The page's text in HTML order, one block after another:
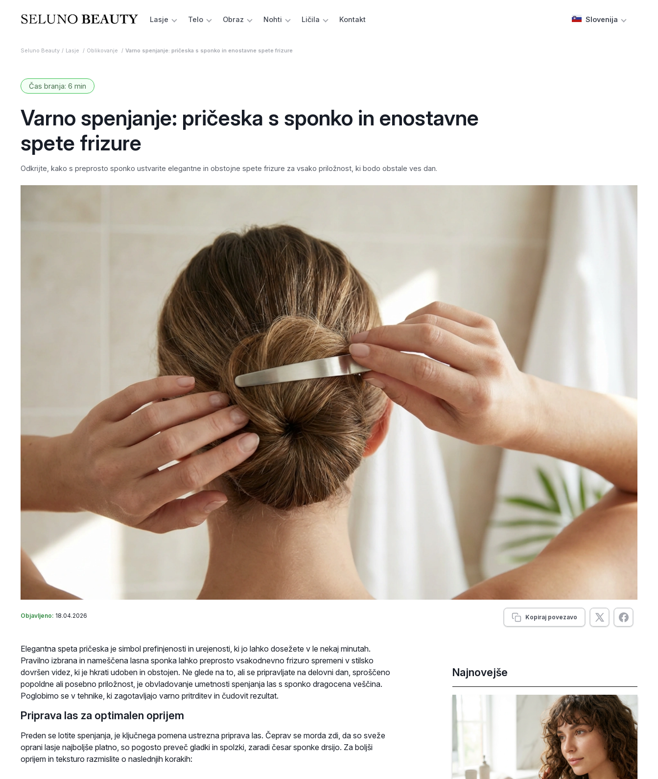
Lasje Telo Obraz Nohti Ličila Kontakt Slovenija
Seluno Beauty Lasje Oblikovanje Varno spenjanje: pričeska s sponko in enostavne spete frizure
Čas branja: 6 min
Varno spenjanje: pričeska s sponko in enostavne
spete frizure
Odkrijte, kako s preprosto sponko ustvarite elegantne in obstojne spete frizure za vsako priložnost, ki bodo obstale ves dan.
Objavljeno: 18.04.2026 Kopiraj povezavo
Elegantna speta pričeska je simbol prefinjenosti in urejenosti, ki jo lahko dosežete v le nekaj minutah.
Pravilno izbrana in nameščena lasna sponka lahko preprosto vsakodnevno frizuro spremeni v stilsko
dovršen videz, ki je hkrati udoben in obstojen. Ne glede na to, ali se pripravljate na delovni dan, sproščeno
popoldne ali posebno priložnost, je obvladovanje umetnosti spenjanja las s sponko dragocena veščina.
Poglobimo se v tehnike, ki zagotavljajo varno pritrditev in čudovit rezultat.
Priprava las za optimalen oprijem
Preden se lotite spenjanja, je ključnega pomena ustrezna priprava las. Čeprav se morda zdi, da so sveže
oprani lasje najboljše platno, so pogosto preveč gladki in spolzki, zaradi česar sponke drsijo. Za boljši
oprijem in teksturo razmislite o naslednjih korakih:
Najnovejše